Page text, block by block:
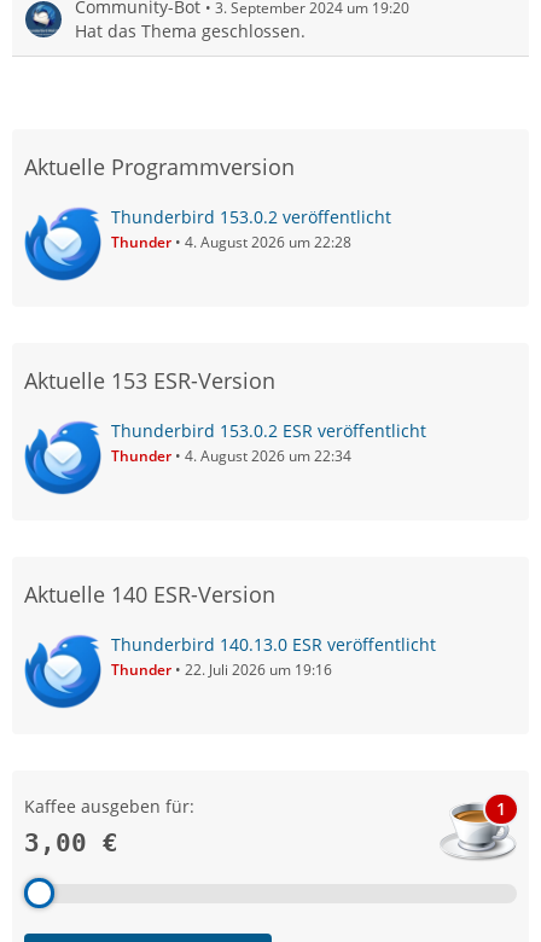
Community-Bot 3. September 2024 um 19:20
Hat das Thema geschlossen.
Aktuelle Programmversion
Thunderbird 153.0.2 veröffentlicht
Thunder 4. August 2026 um 22:28
Aktuelle 153 ESR-Version
Thunderbird 153.0.2 ESR veröffentlicht
Thunder 4. August 2026 um 22:34
Aktuelle 140 ESR-Version
Thunderbird 140.13.0 ESR veröffentlicht
Thunder 22. Juli 2026 um 19:16
Kaffee ausgeben für:
3,00 €
1